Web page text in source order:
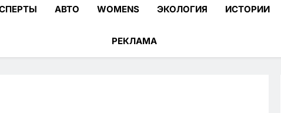
АВТО WOMENS ЭКОЛОГИЯ ИСТОРИИ
РЕКЛАМА